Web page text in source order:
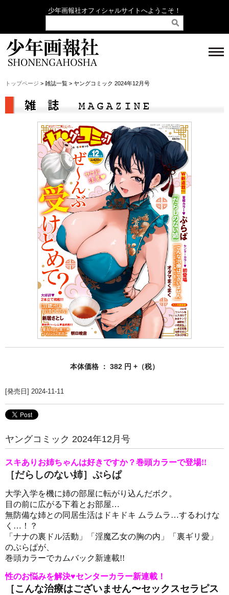
少年画報社オフィシャルサイトへようこそ！
トップページ > 雑誌一覧 > ヤングコミック 2024年12月号
本体価格 ： 382 円 +（税）
[発売日] 2024-11-11
ヤングコミック 2024年12月号
スキありお姉ちゃんは好きですか？巻頭カラーで登場!!
［だらしのない姉］ ぷらぱ
大学入学を機に姉の部屋に転がり込んだボク。
目の前に広がる下着とお部屋…
無防備な姉との同居生活はドキドキ ムラムラ…するわけな
く…！？
「ナナの裏ドル活動」「淫魔乙女の胸の内」「裏ギリ愛」
のぷらぱが、
巻頭カラーでカムバック新連載!!
性のお悩みを解決♥センターカラー新連載！
［こんな治療はございません〜セックスセラピス